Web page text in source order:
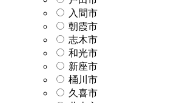
入間市
朝霞市
志木市
和光市
新座市
桶川市
久喜市